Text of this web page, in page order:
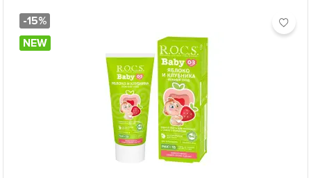
-15%
NEW